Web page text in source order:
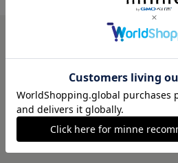
minneについて
minneで買いたい
作品をさがす